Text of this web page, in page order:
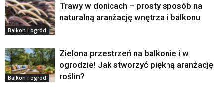
Balkon i ogród
Trawy w donicach – prosty sposób na
naturalną aranżację wnętrza i balkonu
Balkon i ogród
Zielona przestrzeń na balkonie i w
ogrodzie! Jak stworzyć piękną aranżację
roślin?